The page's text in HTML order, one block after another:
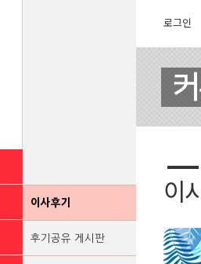
이사후기
후기공유 게시판
로그인
이